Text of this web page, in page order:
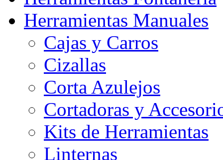
Herramientas Manuales
Cajas y Carros
Cizallas
Corta Azulejos
Cortadoras y
Kits de Herramientas
Linternas